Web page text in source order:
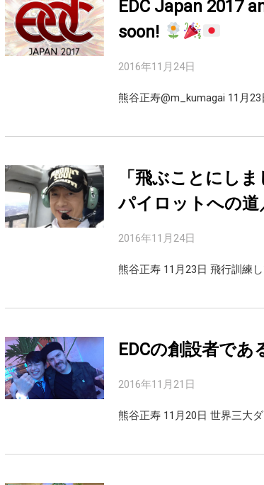
EDC Japan 2017
soon!
2016年11月24日
熊谷正寿‏@m_kumagai 11
「飛ぶことにし
パイロットへの道
2016年11月24日
熊谷正寿 11月23日 飛行訓練
EDCの創設者であ
2016年11月21日
熊谷正寿 11月20日 世界三大